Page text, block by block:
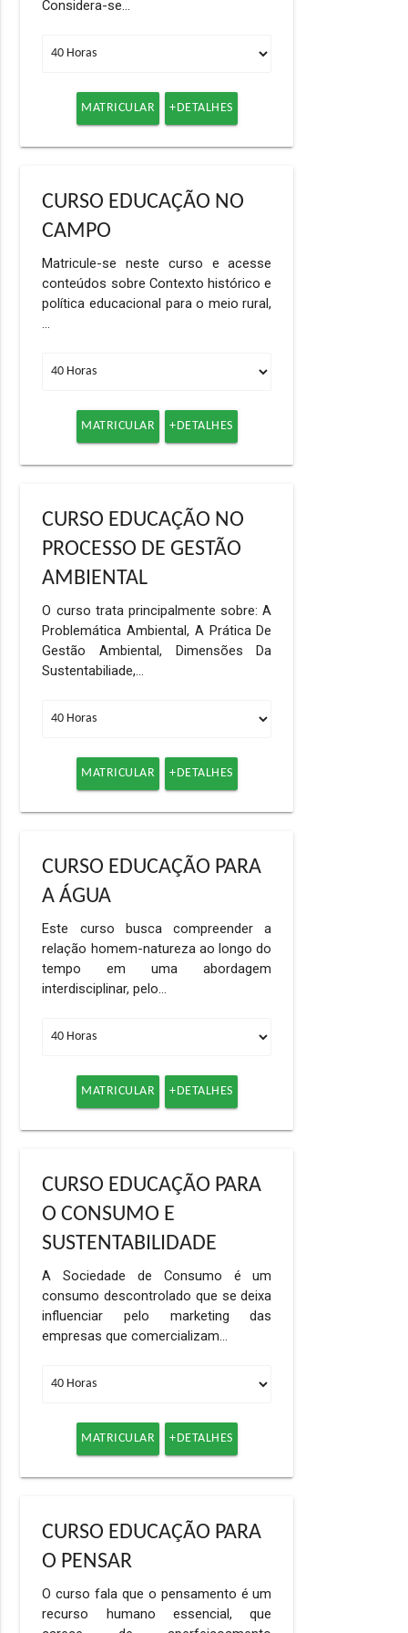
Considera-se…
MATRICULAR +DETALHES
CURSO EDUCAÇÃO NO
CAMPO
Matricule-se neste curso e acesse
conteúdos sobre Contexto histórico e
política educacional para o meio rural,
…
MATRICULAR +DETALHES
CURSO EDUCAÇÃO NO
PROCESSO DE GESTÃO
AMBIENTAL
O curso trata principalmente sobre: A
Problemática Ambiental, A Prática De
Gestão Ambiental, Dimensões Da
Sustentabiliade,…
MATRICULAR +DETALHES
CURSO EDUCAÇÃO PARA
A ÁGUA
Este curso busca compreender a
relação homem-natureza ao longo do
tempo em uma abordagem
interdisciplinar, pelo…
MATRICULAR +DETALHES
CURSO EDUCAÇÃO PARA
O CONSUMO E
SUSTENTABILIDADE
A Sociedade de Consumo é um
consumo descontrolado que se deixa
influenciar pelo marketing das
empresas que comercializam…
MATRICULAR +DETALHES
CURSO EDUCAÇÃO PARA
O PENSAR
O curso fala que o pensamento é um
recurso humano essencial, que